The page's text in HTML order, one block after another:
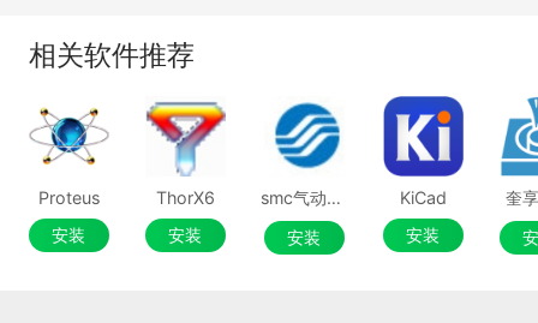
相关软件推荐
Proteus
安装
ThorX6
安装
smc气动选型软件
安装
KiCad
安装
奎